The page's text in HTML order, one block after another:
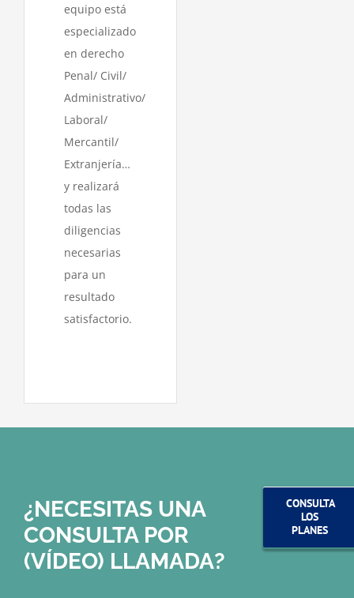
equipo está
especializado
en derecho
Penal/ Civil/
Administrativo/
Laboral/
Mercantil/
Extranjería…
y realizará
todas las
diligencias
necesarias
para un
resultado
satisfactorio.
¿NECESITAS UNA
CONSULTA POR
(VÍDEO) LLAMADA?
CONSULTA
LOS
PLANES